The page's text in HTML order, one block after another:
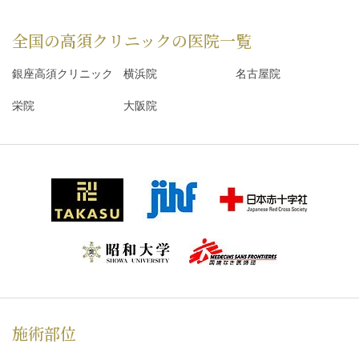
全国の高須クリニックの医院一覧
銀座高須クリニック 横浜院 名古屋院
栄院 大阪院
施術部位